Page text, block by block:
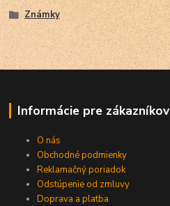
Známky
Informácie pre zákazníkov
O nás
Obchodné podmienky
Reklamačný poriadok
Odstúpenie od zmluvy
Doprava a platba